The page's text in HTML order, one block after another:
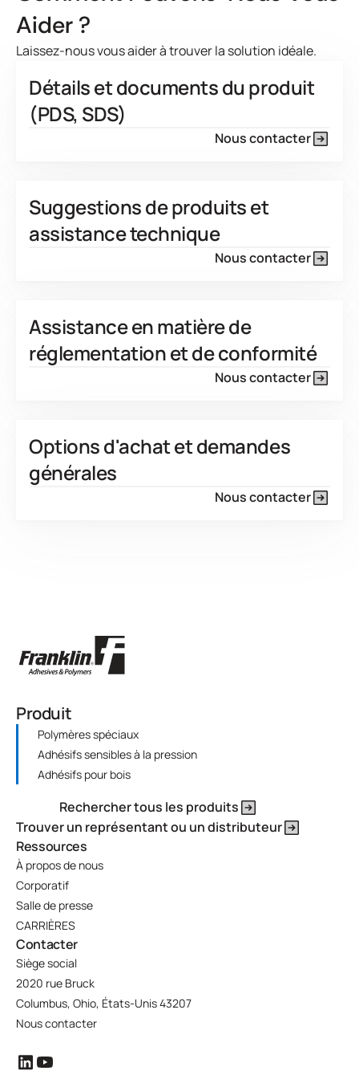
Aider ?
Laissez-nous vous aider à trouver la solution idéale.
Détails et documents du produit
(PDS, SDS)
Nous contacter
Suggestions de produits et
assistance technique
Nous contacter
Assistance en matière de
réglementation et de conformité
Nous contacter
Options d'achat et demandes
générales
Nous contacter
Produit
Polymères spéciaux
Adhésifs sensibles à la pression
Adhésifs pour bois
Rechercher tous les produits
Trouver un représentant ou un distributeur
Ressources
À propos de nous
Corporatif
Salle de presse
CARRIÈRES
Contacter
Siège social
2020 rue Bruck
Columbus, Ohio, États-Unis 43207
Nous contacter